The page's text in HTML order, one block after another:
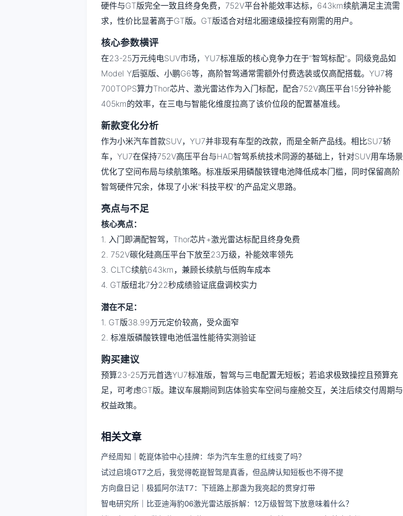
硬件与GT版完全一致且终身免费，752V平台补能效率达标，643km续航满足主流需
求，性价比显著高于GT版。GT版适合对纽北圈速级操控有刚需的用户。
核心参数横评
在23-25万元纯电SUV市场，YU7标准版的核心竞争力在于"智驾标配"。同级竞品如
Model Y后驱版、小鹏G6等，高阶智驾通常需额外付费选装或仅高配搭载。YU7将
700TOPS算力Thor芯片、激光雷达作为入门标配，配合752V高压平台15分钟补能
405km的效率，在三电与智能化维度拉高了该价位段的配置基准线。
新款变化分析
作为小米汽车首款SUV，YU7并非现有车型的改款，而是全新产品线。相比SU7轿
车，YU7在保持752V高压平台与HAD智驾系统技术同源的基础上，针对SUV用车场景
优化了空间布局与续航策略。标准版采用磷酸铁锂电池降低成本门槛，同时保留高阶
智驾硬件冗余，体现了小米"科技平权"的产品定义思路。
亮点与不足
核心亮点：
1. 入门即满配智驾，Thor芯片+激光雷达标配且终身免费
2. 752V碳化硅高压平台下放至23万级，补能效率领先
3. CLTC续航643km，兼顾长续航与低购车成本
4. GT版纽北7分22秒成绩验证底盘调校实力
潜在不足：
1. GT版38.99万元定价较高，受众面窄
2. 标准版磷酸铁锂电池低温性能待实测验证
购买建议
预算23-25万元首选YU7标准版，智驾与三电配置无短板；若追求极致操控且预算充
足，可考虑GT版。建议车展期间到店体验实车空间与座舱交互，关注后续交付周期与
权益政策。
相关文章
产经周知｜乾崑体验中心挂牌：华为汽车生意的红线变了吗？
试过启境GT7之后，我觉得乾崑智驾是真香，但品牌认知短板也不得不提
方向盘日记｜极狐阿尔法T7：下班路上那盏为我亮起的贯穿灯带
智电研究所｜比亚迪海豹06激光雷达版拆解：12万级智驾下放意味着什么？